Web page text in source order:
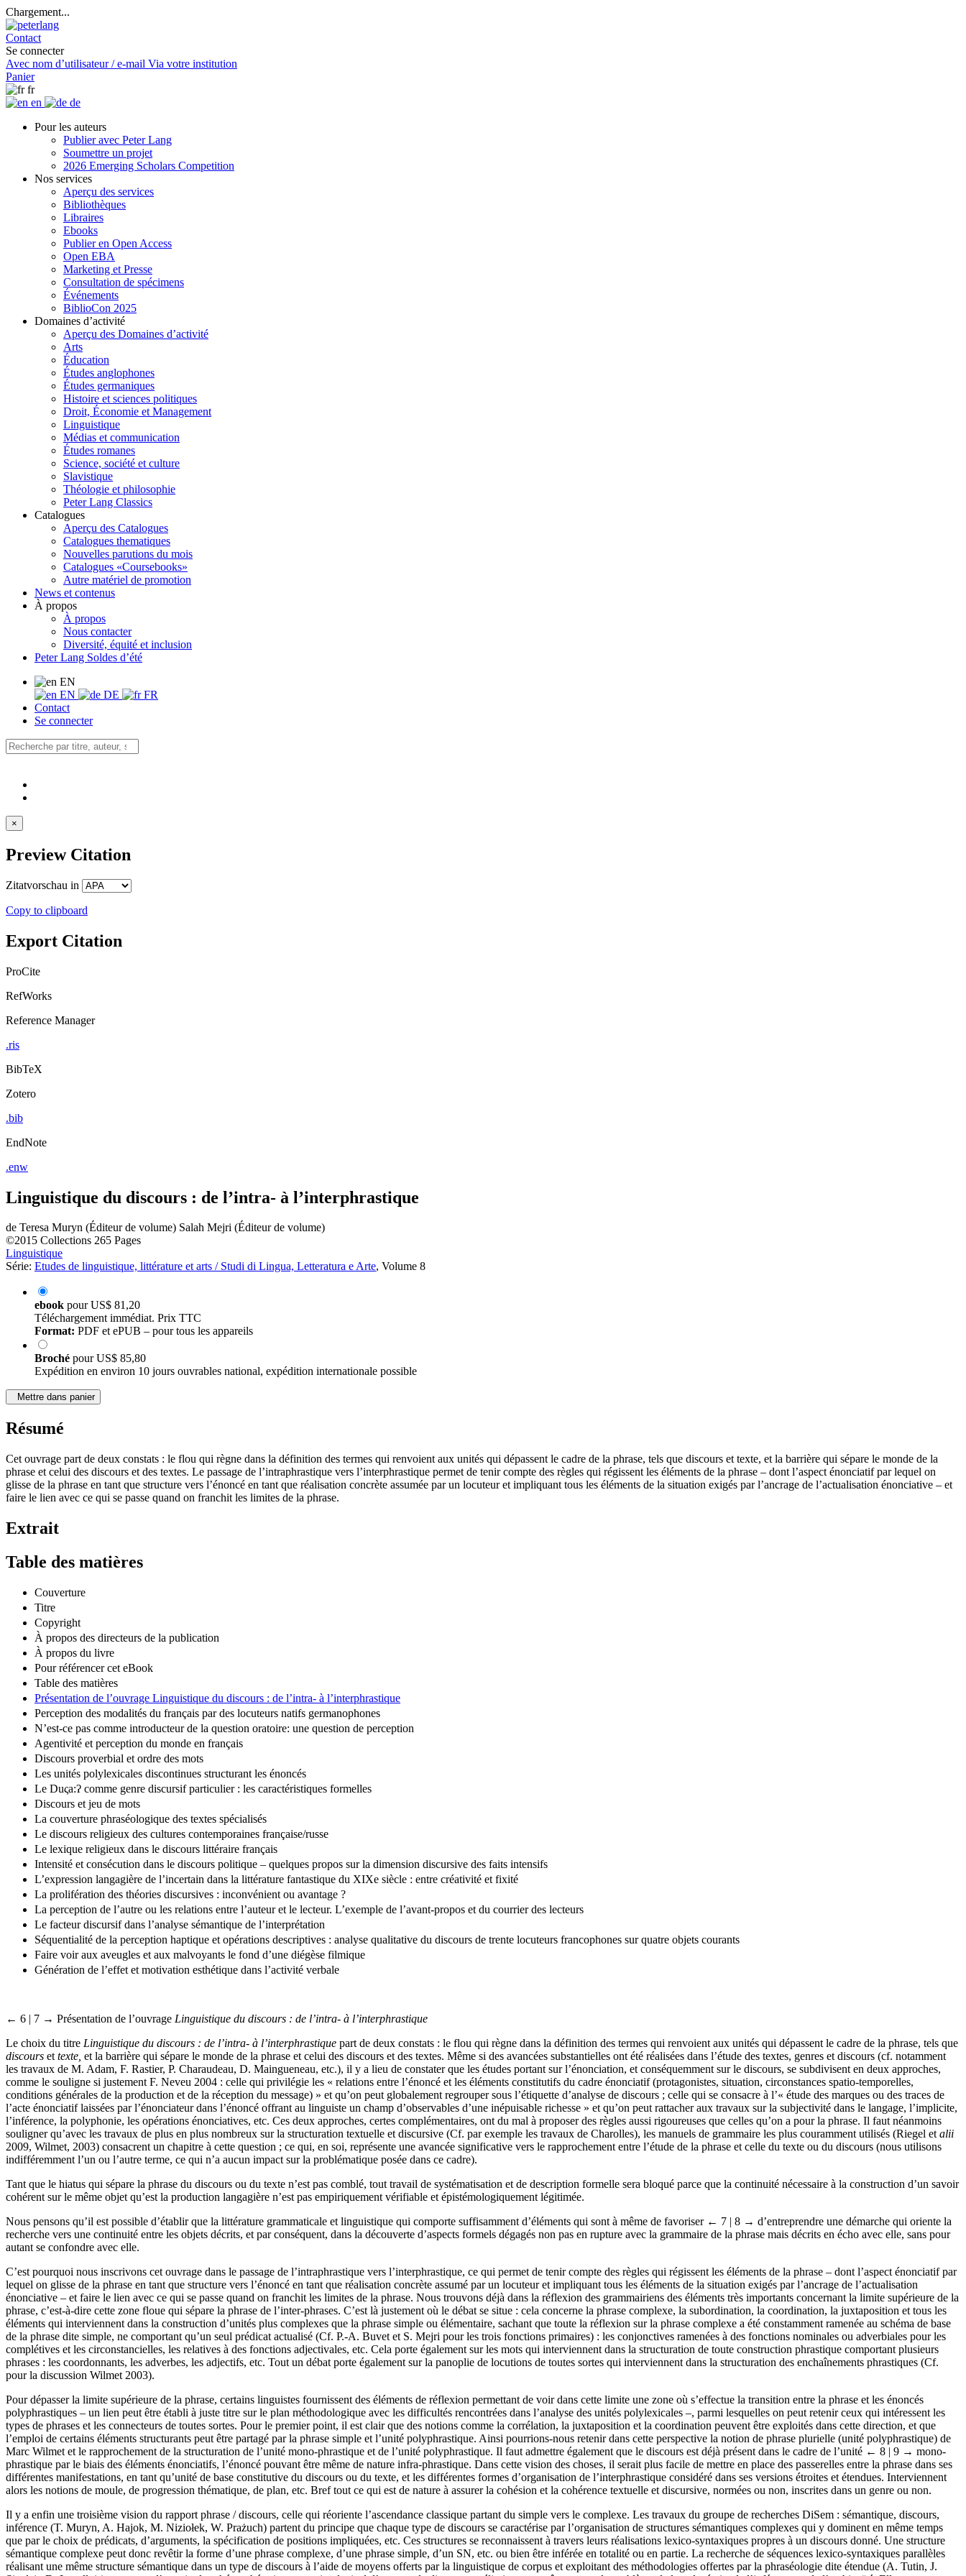
Chargement...
Contact
Se connecter
Avec nom d’utilisateur / e-mail Via votre institution
Panier
fr
en
de
Pour les auteurs
Publier avec Peter Lang
Soumettre un projet
2026 Emerging Scholars Competition
Nos services
Aperçu des services
Bibliothèques
Libraires
Ebooks
Publier en Open Access
Open EBA
Marketing et Presse
Consultation de spécimens
Événements
BiblioCon 2025
Domaines d’activité
Aperçu des Domaines d’activité
Arts
Éducation
Études anglophones
Études germaniques
Histoire et sciences politiques
Droit, Économie et Management
Linguistique
Médias et communication
Études romanes
Science, société et culture
Slavistique
Théologie et philosophie
Peter Lang Classics
Catalogues
Aperçu des Catalogues
Catalogues thematiques
Nouvelles parutions du mois
Catalogues «Coursebooks»
Autre matériel de promotion
News et contenus
À propos
À propos
Nous contacter
Diversité, équité et inclusion
Peter Lang Soldes d’été
EN
EN
DE
FR
Contact
Se connecter
×
Preview Citation
Zitatvorschau in
Copy to clipboard
Export Citation
ProCite
RefWorks
Reference Manager
.ris
BibTeX
Zotero
.bib
EndNote
.enw
Linguistique du discours : de l’intra- à l’interphrastique
de Teresa Muryn (Éditeur de volume) Salah Mejri (Éditeur de volume)
©2015 Collections 265 Pages
Linguistique
Série: Etudes de linguistique, littérature et arts / Studi di Lingua, Letteratura e Arte, Volume 8
ebook pourUS$ 81,20
Téléchargement immédiat. Prix TTC
Format: PDF et ePUB – pour tous les appareils
Broché pourUS$ 85,80
Expédition en environ 10 jours ouvrables national, expédition internationale possible
Mettre dans panier
Résumé
Cet ouvrage part de deux constats : le flou qui règne dans la définition des termes qui renvoient aux unités qui dépassent le cadre de la phrase, tels que discours et texte, et la barrière qui sépare le monde de la
phrase et celui des discours et des textes. Le passage de l’intraphrastique vers l’interphrastique permet de tenir compte des règles qui régissent les éléments de la phrase – dont l’aspect énonciatif par lequel on
glisse de la phrase en tant que structure vers l’énoncé en tant que réalisation concrète assumée par un locuteur et impliquant tous les éléments de la situation exigés par l’ancrage de l’actualisation énonciative – et
faire le lien avec ce qui se passe quand on franchit les limites de la phrase.
Extrait
Table des matières
Couverture
Titre
Copyright
À propos des directeurs de la publication
À propos du livre
Pour référencer cet eBook
Table des matières
Présentation de l’ouvrage Linguistique du discours : de l’intra- à l’interphrastique
Perception des modalités du français par des locuteurs natifs germanophones
N’est-ce pas comme introducteur de la question oratoire: une question de perception
Agentivité et perception du monde en français
Discours proverbial et ordre des mots
Les unités polylexicales discontinues structurant les énoncés
Le Duςa:ʔ comme genre discursif particulier : les caractéristiques formelles
Discours et jeu de mots
La couverture phraséologique des textes spécialisés
Le discours religieux des cultures contemporaines française/russe
Le lexique religieux dans le discours littéraire français
Intensité et consécution dans le discours politique – quelques propos sur la dimension discursive des faits intensifs
L’expression langagière de l’incertain dans la littérature fantastique du XIXe siècle : entre créativité et fixité
La prolifération des théories discursives : inconvénient ou avantage ?
La perception de l’autre ou les relations entre l’auteur et le lecteur. L’exemple de l’avant-propos et du courrier des lecteurs
Le facteur discursif dans l’analyse sémantique de l’interprétation
Séquentialité de la perception haptique et opérations descriptives : analyse qualitative du discours de trente locuteurs francophones sur quatre objets courants
Faire voir aux aveugles et aux malvoyants le fond d’une diégèse filmique
Génération de l’effet et motivation esthétique dans l’activité verbale
← 6 | 7 → Présentation de l’ouvrage Linguistique du discours : de l’intra- à l’interphrastique
Le choix du titre Linguistique du discours : de l’intra- à l’interphrastique part de deux constats : le flou qui règne dans la définition des termes qui renvoient aux unités qui dépassent le cadre de la phrase, tels que
discours et texte, et la barrière qui sépare le monde de la phrase et celui des discours et des textes. Même si des avancées substantielles ont été réalisées dans l’étude des textes, genres et discours (cf. notamment
les travaux de M. Adam, F. Rastier, P. Charaudeau, D. Maingueneau, etc.), il y a lieu de constater que les études portant sur l’énonciation, et conséquemment sur le discours, se subdivisent en deux approches,
comme le souligne si justement F. Neveu 2004 : celle qui privilégie les « relations entre l’énoncé et les éléments constitutifs du cadre énonciatif (protagonistes, situation, circonstances spatio-temporelles,
conditions générales de la production et de la réception du message) » et qu’on peut globalement regrouper sous l’étiquette d’analyse de discours ; celle qui se consacre à l’« étude des marques ou des traces de
l’acte énonciatif laissées par l’énonciateur dans l’énoncé offrant au linguiste un champ d’observables d’une inépuisable richesse » et qu’on peut rattacher aux travaux sur la subjectivité dans le langage, l’implicite,
l’inférence, la polyphonie, les opérations énonciatives, etc. Ces deux approches, certes complémentaires, ont du mal à proposer des règles aussi rigoureuses que celles qu’on a pour la phrase. Il faut néanmoins
souligner qu’avec les travaux de plus en plus nombreux sur la structuration textuelle et discursive (Cf. par exemple les travaux de Charolles), les manuels de grammaire les plus couramment utilisés (Riegel et alii
2009, Wilmet, 2003) consacrent un chapitre à cette question ; ce qui, en soi, représente une avancée significative vers le rapprochement entre l’étude de la phrase et celle du texte ou du discours (nous utilisons
indifféremment l’un ou l’autre terme, ce qui n’a aucun impact sur la problématique posée dans ce cadre).
Tant que le hiatus qui sépare la phrase du discours ou du texte n’est pas comblé, tout travail de systématisation et de description formelle sera bloqué parce que la continuité nécessaire à la construction d’un savoir
cohérent sur le même objet qu’est la production langagière n’est pas empiriquement vérifiable et épistémologiquement légitimée.
Nous pensons qu’il est possible d’établir que la littérature grammaticale et linguistique qui comporte suffisamment d’éléments qui sont à même de favoriser ← 7 | 8 → d’entreprendre une démarche qui oriente la
recherche vers une continuité entre les objets décrits, et par conséquent, dans la découverte d’aspects formels dégagés non pas en rupture avec la grammaire de la phrase mais décrits en écho avec elle, sans pour
autant se confondre avec elle.
C’est pourquoi nous inscrivons cet ouvrage dans le passage de l’intraphrastique vers l’interphrastique, ce qui permet de tenir compte des règles qui régissent les éléments de la phrase – dont l’aspect énonciatif par
lequel on glisse de la phrase en tant que structure vers l’énoncé en tant que réalisation concrète assumé par un locuteur et impliquant tous les éléments de la situation exigés par l’ancrage de l’actualisation
énonciative – et faire le lien avec ce qui se passe quand on franchit les limites de la phrase. Nous trouvons déjà dans la réflexion des grammairiens des éléments très importants concernant la limite supérieure de la
phrase, c’est-à-dire cette zone floue qui sépare la phrase de l’inter-phrases. C’est là justement où le débat se situe : cela concerne la phrase complexe, la subordination, la coordination, la juxtaposition et tous les
éléments qui interviennent dans la construction d’unités plus complexes que la phrase simple ou élémentaire, sachant que toute la réflexion sur la phrase complexe a été constamment ramenée au schéma de base
de la phrase dite simple, ne comportant qu’un seul prédicat actualisé (Cf. P.-A. Buvet et S. Mejri pour les trois fonctions primaires) : les conjonctives ramenées à des fonctions nominales ou adverbiales pour les
complétives et les circonstancielles, les relatives à des fonctions adjectivales, etc. Cela porte également sur les mots qui interviennent dans la structuration de toute construction phrastique comportant plusieurs
phrases : les coordonnants, les adverbes, les adjectifs, etc. Tout un débat porte également sur la panoplie de locutions de toutes sortes qui interviennent dans la structuration des enchaînements phrastiques (Cf.
pour la discussion Wilmet 2003).
Pour dépasser la limite supérieure de la phrase, certains linguistes fournissent des éléments de réflexion permettant de voir dans cette limite une zone où s’effectue la transition entre la phrase et les énoncés
polyphrastiques – un lien peut être établi à juste titre sur le plan méthodologique avec les difficultés rencontrées dans l’analyse des unités polylexicales –, parmi lesquelles on peut retenir ceux qui intéressent les
types de phrases et les connecteurs de toutes sortes. Pour le premier point, il est clair que des notions comme la corrélation, la juxtaposition et la coordination peuvent être exploités dans cette direction, et que
l’emploi de certains éléments structurants peut être partagé par la phrase simple et l’unité polyphrastique. Ainsi pourrions-nous retenir dans cette perspective la notion de phrase plurielle (unité polyphrastique) de
Marc Wilmet et le rapprochement de la structuration de l’unité mono-phrastique et de l’unité polyphrastique. Il faut admettre également que le discours est déjà présent dans le cadre de l’unité ← 8 | 9 → mono-
phrastique par le biais des éléments énonciatifs, l’énoncé pouvant être même de nature infra-phrastique. Dans cette vision des choses, il serait plus facile de mettre en place des passerelles entre la phrase dans ses
différentes manifestations, en tant qu’unité de base constitutive du discours ou du texte, et les différentes formes d’organisation de l’interphrastique considéré dans ses versions étroites et étendues. Interviennent
alors les notions de moule, de progression thématique, de plan, etc. Bref tout ce qui est de nature à assurer la cohésion et la cohérence textuelle et discursive, normées ou non, inscrites dans un genre ou non.
Il y a enfin une troisième vision du rapport phrase / discours, celle qui réoriente l’ascendance classique partant du simple vers le complexe. Les travaux du groupe de recherches DiSem : sémantique, discours,
inférence (T. Muryn, A. Hajok, M. Niziołek, W. Prażuch) partent du principe que chaque type de discours se caractérise par l’organisation de structures sémantiques complexes qui y dominent en même temps
que par le choix de prédicats, d’arguments, la spécification de positions impliquées, etc. Ces structures se reconnaissent à travers leurs réalisations lexico-syntaxiques propres à un discours donné. Une structure
sémantique complexe peut donc revêtir la forme d’une phrase complexe, d’une phrase simple, d’un SN, etc. ou bien être inférée en totalité ou en partie. La recherche de séquences lexico-syntaxiques parallèles
réalisant une même structure sémantique dans un type de discours à l’aide de moyens offerts par la linguistique de corpus et exploitant des méthodologies offertes par la phraséologie dite étendue (A. Tutin, J.